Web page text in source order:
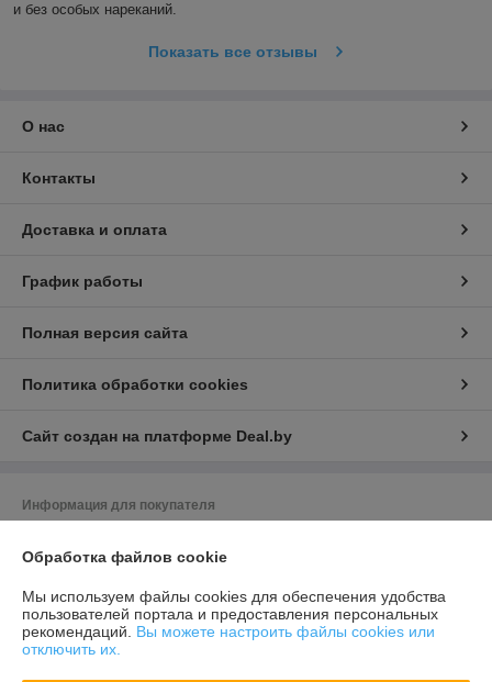
и без особых нареканий.
Показать все отзывы
О нас
Контакты
Доставка и оплата
График работы
Полная версия сайта
Политика обработки cookies
Сайт создан на платформе Deal.by
Информация для покупателя
220020, Республика Беларусь, г. Минск, ул. Тимирязева, д. 97 , каб.1
Регистрационный номер ЕГР: 193111996
УНП: 193111996
Обработка файлов cookie
Мы используем файлы cookies для обеспечения удобства
пользователей портала и предоставления персональных
рекомендаций. Вы можете настроить файлы cookies или
отключить их.